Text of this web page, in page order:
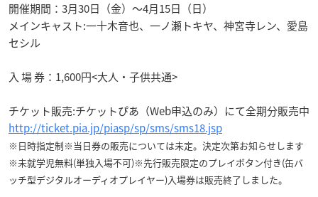
開催期間：3月30日（金）〜4月15日（日）
メインキャスト:一十木音也、一ノ瀬トキヤ、神宮寺レン、愛島
セシル
入 場 券：1,600円<大人・子供共通>
チケット販売:チケットぴあ（Web申込のみ）にて全期分販売中
http://ticket.pia.jp/piasp/sp/sms/sms18.jsp
※日時指定制※当日券の販売については未定。決定次第お知らせします
※未就学児無料(単独入場不可)※先行販売限定のプレイボタン付き(缶バ
ッチ型デジタルオーディオプレイヤー)入場券は販売終了しました。